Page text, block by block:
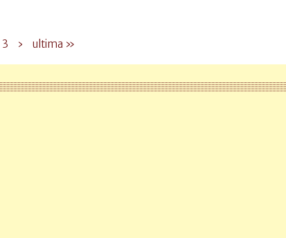
3 › ultima »